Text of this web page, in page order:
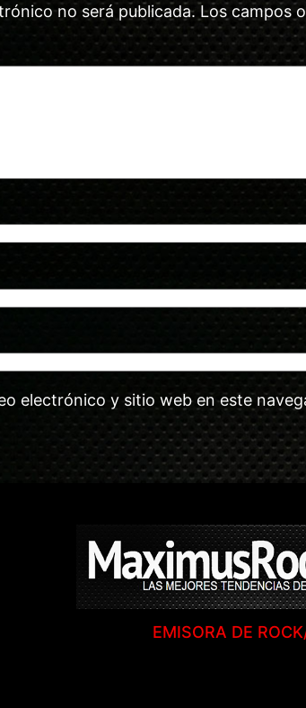
no será publicada. Los campos
electrónico y sitio web en este
EMISORA DE